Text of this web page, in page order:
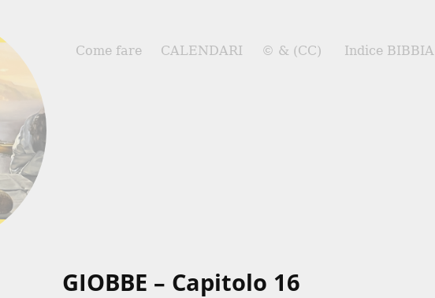
Come fare CALENDARI © & (CC) Indice BIBBIA
GIOBBE – Capitolo 16